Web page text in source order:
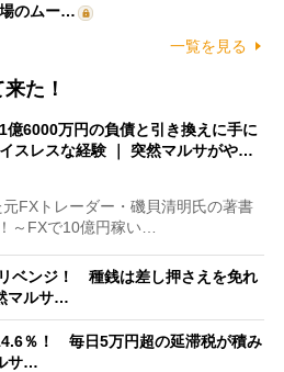
のムー…
一覧を見る
た！
1億6000万円の負債と引き換えに手に
スレスな経験 ｜ 突然マルサがや…
FXトレーダー・磯貝清明氏の著書
～FXで10億円稼い…
ベンジ！ 種銭は差し押さえを免れ
マルサ…
％！ 毎日5万円超の延滞税が積み
サ…